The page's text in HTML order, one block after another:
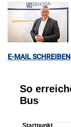
E-MAIL SCHREIBEN